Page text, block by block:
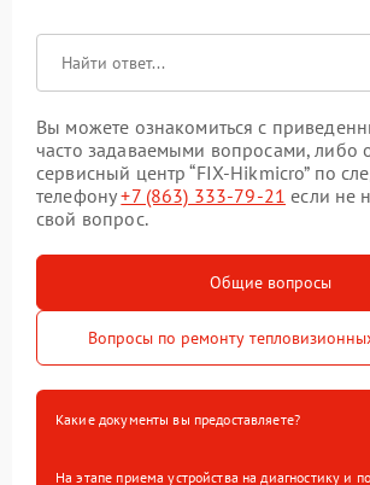
Вы можете ознакомиться с
часто задаваемыми вопросами, либо
сервисный центр “FIX-Hikmicro” по
телефону+7 (863) 333-79-21 если не
свой вопрос.
Общие вопросы
Вопросы по ремонту
Какие документы вы предоставляете?
На этапе приема устройства на диагностику и